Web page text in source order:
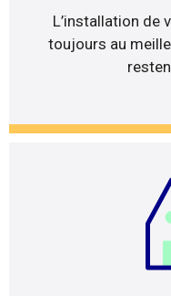
L’installation de
toujours au